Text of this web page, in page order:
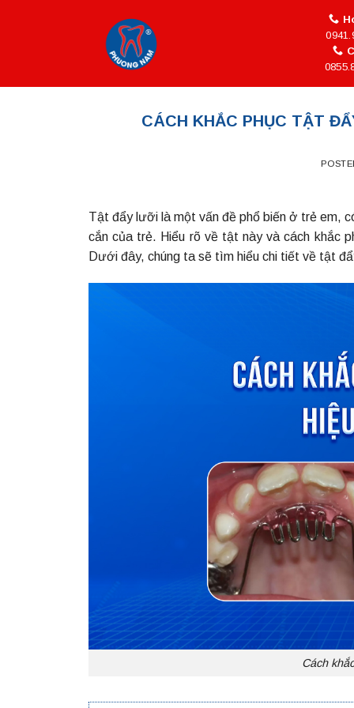
CÁCH KHẮC PHỤC TẬT
Tật đẩy lưỡi là một vấn đề phổ biến ở trẻ em,
cắn của trẻ. Hiểu rõ về tật này và cách khắc
Dưới đây, chúng ta sẽ tìm hiểu chi tiết về tật
Cách